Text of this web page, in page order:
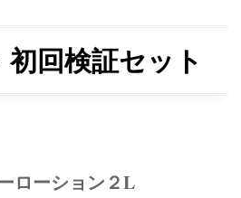
回検証セット
ローション２L